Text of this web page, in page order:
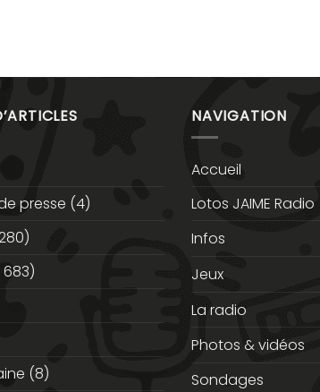
presse (4)
(8)
NAVIGATION
Accueil
Lotos JAIME Radio
Infos
Jeux
La radio
Photos & vidéos
Sondages